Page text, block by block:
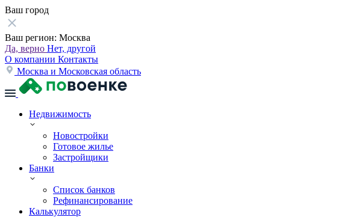
Ваш город
Ваш регион: Москва
Да, верно Нет, другой
О компании Контакты
Москва и Московская область
Недвижимость
Новостройки
Готовое жилье
Застройщики
Банки
Список банков
Рефинансирование
Калькулятор